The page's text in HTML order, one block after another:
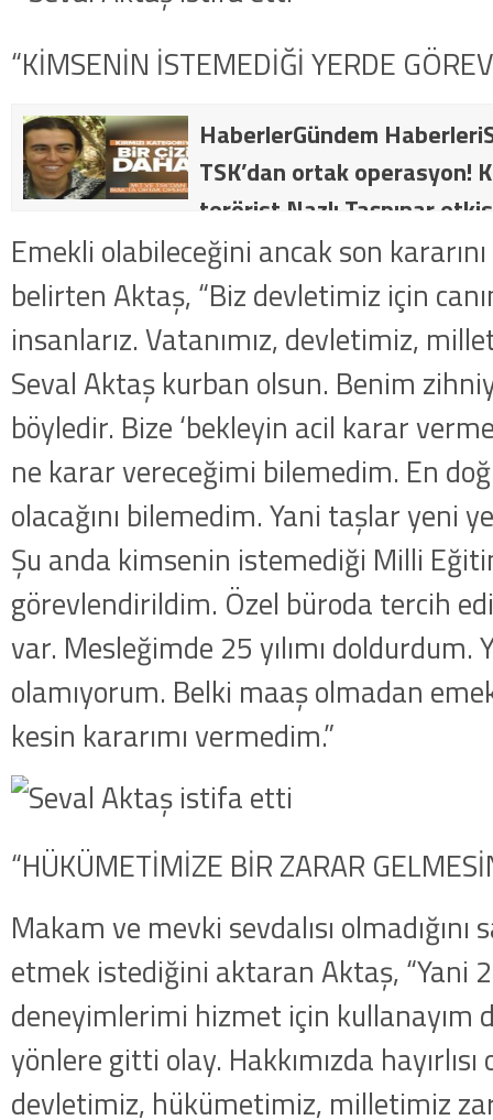
“KİMSENİN İSTEMEDİĞİ YERDE
HaberlerGündem
TSK’dan ortak operasyon!
terörist Nazlı Taşpınar
dakika: MİT ve TSK’dan
kategorideki terörist Nazlı
Emekli olabileceğini ancak son
belirten Aktaş, “Biz devletimiz için
insanlarız. Vatanımız, devletimiz,
Seval Aktaş kurban olsun. Benim
böyledir. Bize ‘bekleyin acil karar
ne karar vereceğimi bilemedim. En
olacağını bilemedim. Yani taşlar yeni
Şu anda kimsenin istemediği Milli
görevlendirildim. Özel büroda tercih
var. Mesleğimde 25 yılımı doldurdum.
olamıyorum. Belki maaş olmadan
kesin kararımı vermedim.”
“HÜKÜMETİMİZE BİR ZARAR
Makam ve mevki sevdalısı olmadığını
etmek istediğini aktaran Aktaş, “Yani
deneyimlerimi hizmet için kullanayım
yönlere gitti olay. Hakkımızda
devletimiz, hükümetimiz, milletimiz